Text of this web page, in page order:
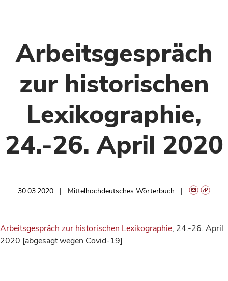
Arbeitsgespräch
zur historischen
Lexikographie,
24.-26. April 2020
30.03.2020 Mittelhochdeutsches Wörterbuch
Arbeitsgespräch zur historischen Lexikographie, 24.-26. April
2020 [abgesagt wegen Covid-19]